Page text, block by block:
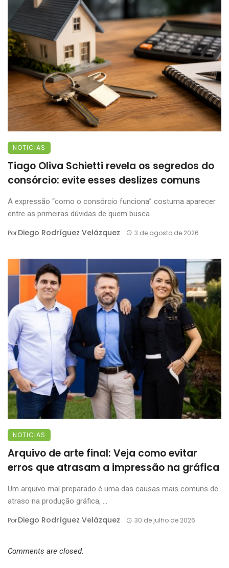
NOTICIAS
Tiago Oliva Schietti revela os segredos do
consórcio: evite esses deslizes comuns
A expressão “como o consórcio funciona” costuma aparecer
entre as primeiras dúvidas de quem busca ...
PorDiego Rodríguez Velázquez 3 de agosto de 2026
NOTICIAS
Arquivo de arte final: Veja como evitar
erros que atrasam a impressão na gráfica
Um arquivo mal preparado é uma das causas mais comuns de
atraso na produção gráfica, ...
PorDiego Rodríguez Velázquez 30 de julho de 2026
Comments are closed.